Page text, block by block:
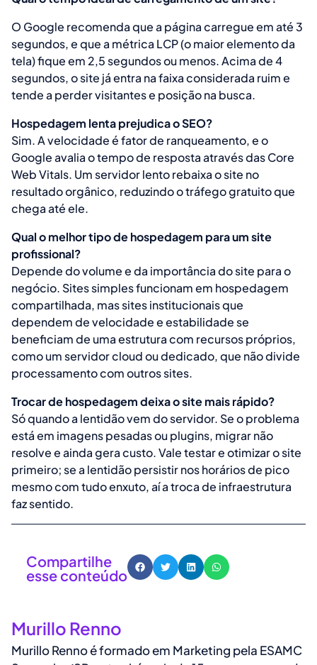
O Google recomenda que a página carregue em até 3
segundos, e que a métrica LCP (o maior elemento da
tela) fique em 2,5 segundos ou menos. Acima de 4
segundos, o site já entra na faixa considerada ruim e
tende a perder visitantes e posição na busca.
Hospedagem lenta prejudica o SEO?
Sim. A velocidade é fator de ranqueamento, e o
Google avalia o tempo de resposta através das Core
Web Vitals. Um servidor lento rebaixa o site no
resultado orgânico, reduzindo o tráfego gratuito que
chega até ele.
Qual o melhor tipo de hospedagem para um site
profissional?
Depende do volume e da importância do site para o
negócio. Sites simples funcionam em hospedagem
compartilhada, mas sites institucionais que
dependem de velocidade e estabilidade se
beneficiam de uma estrutura com recursos próprios,
como um servidor cloud ou dedicado, que não divide
processamento com outros sites.
Trocar de hospedagem deixa o site mais rápido?
Só quando a lentidão vem do servidor. Se o problema
está em imagens pesadas ou plugins, migrar não
resolve e ainda gera custo. Vale testar e otimizar o site
primeiro; se a lentidão persistir nos horários de pico
mesmo com tudo enxuto, aí a troca de infraestrutura
faz sentido.
Compartilhe
esse conteúdo
Murillo Renno
Murillo Renno é formado em Marketing pela ESAMC